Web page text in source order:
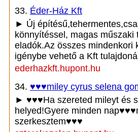
33. Éder-Ház Kft
► Új
könnyítéssel, magas műszaki
eladók.Az összes mindenkori
igénybe vehető a Kft
ederhazkft.hupont.hu
34. ♥♥♥miley cyrus selena
► ♥♥♥Ha szereted mileyt és
helyed!Gyere minden
szerkesztem♥♥♥